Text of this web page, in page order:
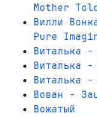
Mother
Вилли
Pure
Виталька -
Виталька -
Виталька
Вован -
Вожатый